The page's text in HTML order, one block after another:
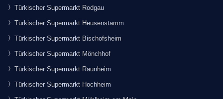
Türkischer Supermarkt Rodgau
Türkischer Supermarkt Heusenstamm
Türkischer Supermarkt Bischofsheim
Türkischer Supermarkt Mönchhof
Türkischer Supermarkt Raunheim
Türkischer Supermarkt Hochheim